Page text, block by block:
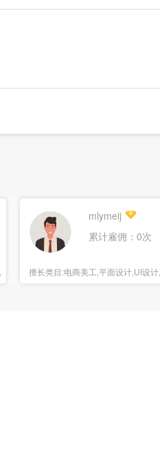
mlymeij
累计雇佣：0次
擅长类目:电商美工,平面设计,UI设
报设计